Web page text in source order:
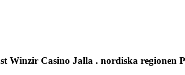
Winzir Casino Jalla . nordiska regionen